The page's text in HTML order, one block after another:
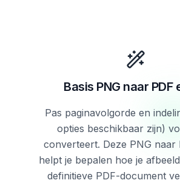
Basis PNG naar PDF
Pas paginavolgorde en
opties beschikbaar zijn)
converteert. Deze PNG naar
helpt je bepalen hoe je
definitieve PDF-document